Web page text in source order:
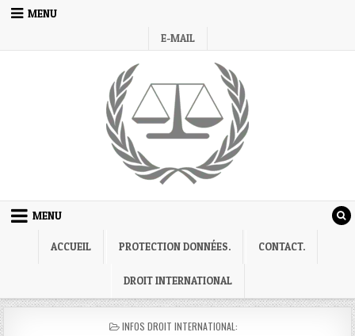
Skip
MENU
E-MAIL
MENU
ACCUEIL PROTECTION DONNÉES. CONTACT.
DROIT INTERNATIONAL
POSTED
INFOS DROIT INTERNATIONAL: